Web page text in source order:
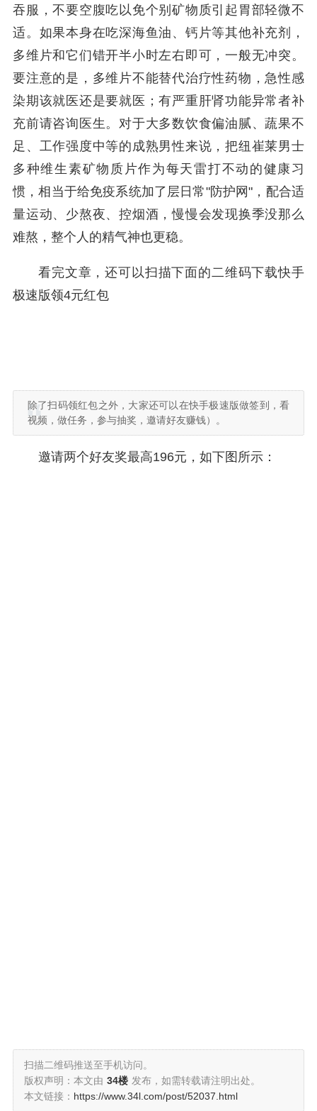
吞服，不要空腹吃以免个别矿物质引起胃部轻微不
适。如果本身在吃深海鱼油、钙片等其他补充剂，
多维片和它们错开半小时左右即可，一般无冲突。
要注意的是，多维片不能替代治疗性药物，急性感
染期该就医还是要就医；有严重肝肾功能异常者补
充前请咨询医生。对于大多数饮食偏油腻、蔬果不
足、工作强度中等的成熟男性来说，把纽崔莱男士
多种维生素矿物质片作为每天雷打不动的健康习
惯，相当于给免疫系统加了层日常"防护网"，配合适
量运动、少熬夜、控烟酒，慢慢会发现换季没那么
难熬，整个人的精气神也更稳。
看完文章，还可以扫描下面的二维码下载快手
极速版领4元红包
除了扫码领红包之外，大家还可以在快手极速版做签到，看
视频，做任务，参与抽奖，邀请好友赚钱）。
邀请两个好友奖最高196元，如下图所示：
扫描二维码推送至手机访问。
版权声明：本文由 34楼 发布，如需转载请注明出处。
本文链接： https://www.34l.com/post/52037.html